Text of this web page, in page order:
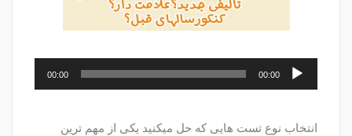
پخش‌کننده
صوت
00:00
00:00
انتخاب نوع تست هایی که حل میکنید یکی از مهم ترین